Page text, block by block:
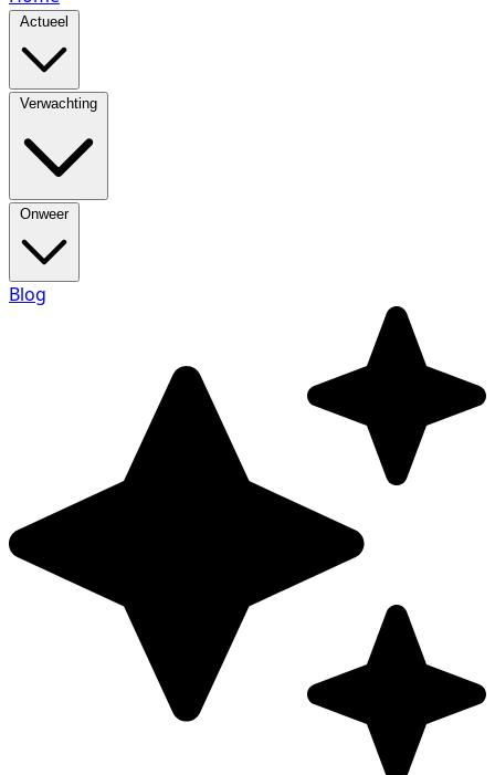
Actueel
Verwachting
Onweer
Blog